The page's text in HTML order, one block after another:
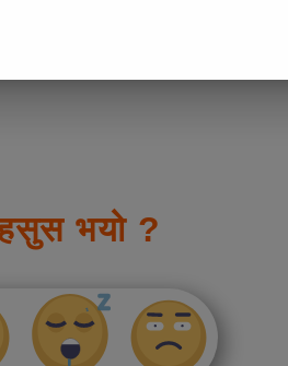
समेत जाहेर गरेका छन् ।
भयो ?